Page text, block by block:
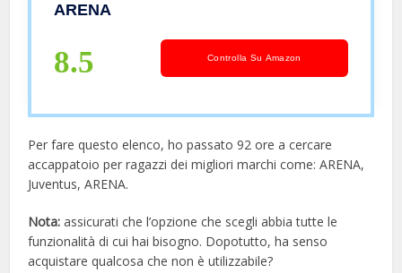
ARENA
8.5 Controlla Su Amazon
Per fare questo elenco, ho passato 92 ore a cercare
accappatoio per ragazzi dei migliori marchi come: ARENA,
Juventus, ARENA.
Nota: assicurati che l’opzione che scegli abbia tutte le
funzionalità di cui hai bisogno. Dopotutto, ha senso
acquistare qualcosa che non è utilizzabile?